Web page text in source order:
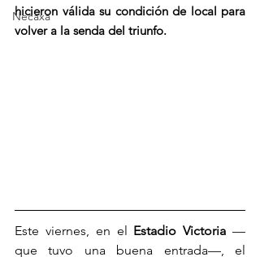
Necaxa
hicieron válida su condición de local para
volver a la senda del triunfo.
Este viernes, en el Estadio Victoria —
que tuvo una buena entrada—, el